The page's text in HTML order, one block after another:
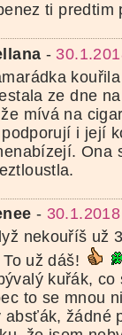
ti
-
ze dne
mívá na
i její
Ona
-
nekouříš už
už dáš!
kuřák,
to se mnou
absťák, žádné